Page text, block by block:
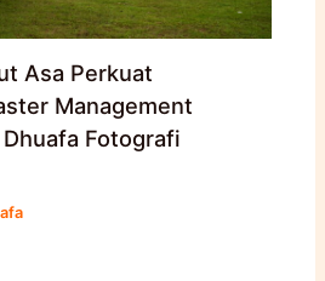
Asa Perkuat
Management
Fotografi